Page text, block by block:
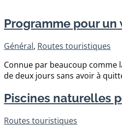
Programme pour un
Général, Routes touristiques
Connue par beaucoup comme
de deux jours sans avoir à
Piscines naturelles
Routes touristiques